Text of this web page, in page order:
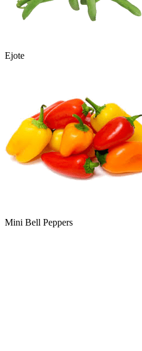
Ejote
Mini Bell Peppers